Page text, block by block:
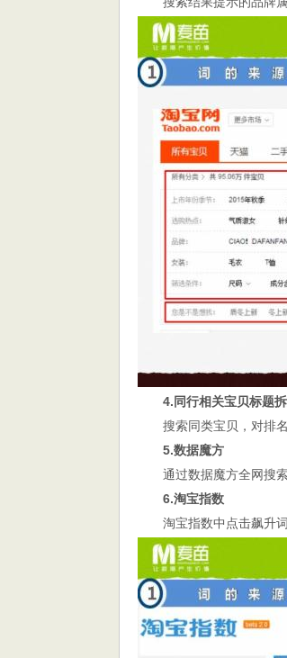
4.同行相关宝贝标题
搜索同类宝贝，对排
5.数据魔方
通过数据魔方全网搜索
6.淘宝指数
淘宝指数中点击飙升